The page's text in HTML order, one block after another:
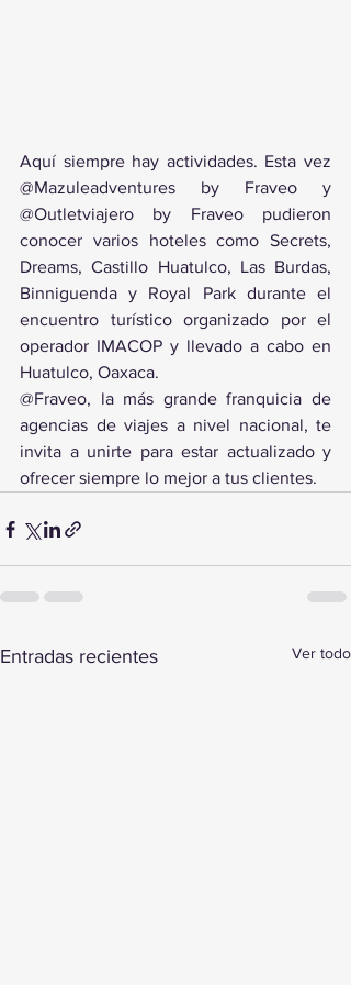
Aquí siempre hay actividades. Esta vez
@Mazuleadventures by Fraveo y
@Outletviajero by Fraveo pudieron
conocer varios hoteles como Secrets,
Dreams, Castillo Huatulco, Las Burdas,
Binniguenda y Royal Park durante el
encuentro turístico organizado por el
operador IMACOP y llevado a cabo en
Huatulco, Oaxaca.
@Fraveo, la más grande franquicia de
agencias de viajes a nivel nacional, te
invita a unirte para estar actualizado y
ofrecer siempre lo mejor a tus clientes.
Entradas recientes Ver todo